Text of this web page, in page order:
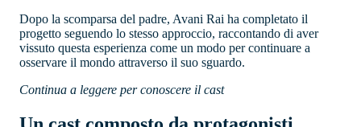
Dopo la scomparsa del padre, Avani Rai ha completato il
progetto seguendo lo stesso approccio, raccontando di aver
vissuto questa esperienza come un modo per continuare a
osservare il mondo attraverso il suo sguardo.
Continua a leggere per conoscere il cast